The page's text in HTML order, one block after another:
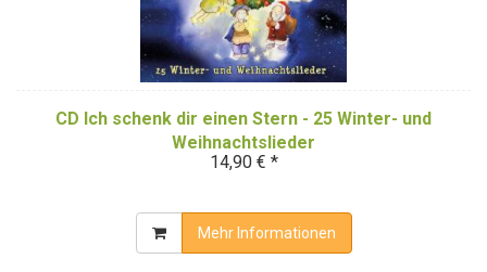
CD Ich schenk dir einen Stern - 25 Winter- und
Weihnachtslieder
14,90 € *
Mehr Informationen